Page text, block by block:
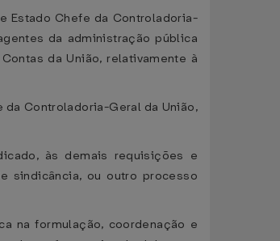
Estado Chefe da Controladoria-
da administração pública
da União, relativamente à
Controladoria-Geral da União,
às demais requisições e
sindicância, ou outro processo
na formulação, coordenação e